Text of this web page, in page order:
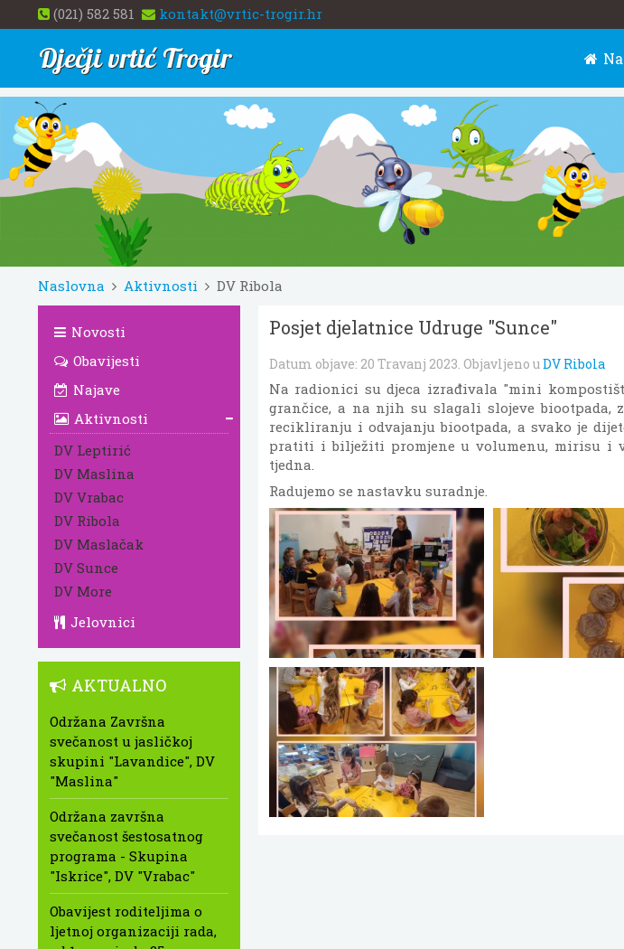
(021) 582 581 kontakt@vrtic-trogir.hr
Dječji vrtić Trogir
Naslovna Aktivnosti DV Ribola
Posjet djelatnice Udruge "Sunce"
Datum objave: 20 Travanj 2023. Objavljeno uDV Ribola
Na radionici su djeca izrađivala "mini
grančice, a na njih su slagali slojeve
recikliranju i odvajanju biootpada, a svako je
pratiti i bilježiti promjene u volumenu, mirisu i
tjedna.
Radujemo se nastavku suradnje.
Novosti
Obavijesti
Najave
Aktivnosti
DV Leptirić
DV Maslina
DV Vrabac
DV Ribola
DV Maslačak
DV Sunce
DV More
Jelovnici
AKTUALNO
Održana Završna
svečanost u jasličkoj
skupini "Lavandice", DV
"Maslina"
Održana završna
svečanost šestosatnog
programa - Skupina
"Iskrice", DV "Vrabac"
Obavijest roditeljima o
ljetnoj organizaciji rada,